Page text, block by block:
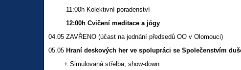
11:00h Kolektivní poradenství
12:00h Cvičení meditace a jógy
04.05 ZAVŘENO (účast na jednání předsedů OO v Olomouci)
05.05 Hraní deskových her ve spolupráci se Společenstvím
+ Simulovaná střelba, show-down